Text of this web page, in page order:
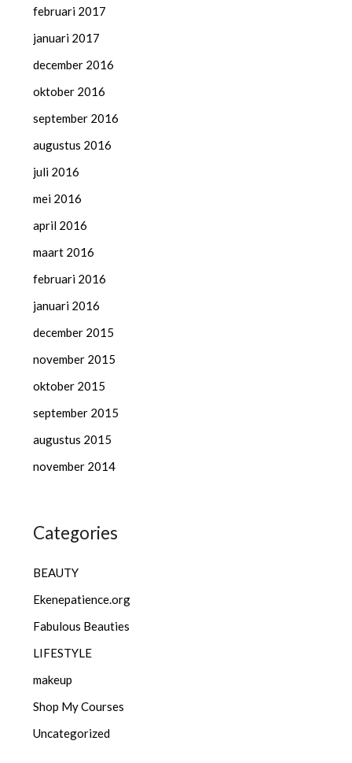
februari 2017
januari 2017
december 2016
oktober 2016
september 2016
augustus 2016
juli 2016
mei 2016
april 2016
maart 2016
februari 2016
januari 2016
december 2015
november 2015
oktober 2015
september 2015
augustus 2015
november 2014
Categories
BEAUTY
Ekenepatience.org
Fabulous Beauties
LIFESTYLE
makeup
Shop My Courses
Uncategorized